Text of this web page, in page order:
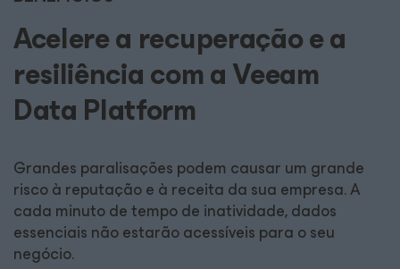
Acelere a recuperação e a
resiliência com a Veeam
Data Platform
Grandes paralisações podem causar um grande
risco à reputação e à receita da sua empresa. A
cada minuto de tempo de inatividade, dados
essenciais não estarão acessíveis para o seu
negócio.